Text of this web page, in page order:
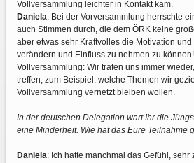
Vollversammlung leichter in Kontakt kam.
Daniela: Bei der Vorversammlung herrschte
auch Stimmen durch, die dem ÖRK keine
aber etwas sehr Kraftvolles die Motivation
verändern und Einfluss zu nehmen zu
Vollversammlung: Wir trafen uns immer
treffen, zum Beispiel, welche Themen wir
Vollversammlung vernetzt bleiben wollen.
In der deutschen Delegation wart Ihr die
eine Minderheit. Wie hat das Eure Teilnahme
Daniela: Ich hatte manchmal das Gefühl,